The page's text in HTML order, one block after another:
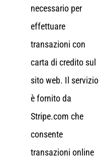
necessario per
effettuare
transazioni con
carta di credito sul
sito web. Il servizio
è fornito da
Stripe.com che
consente
transazioni online